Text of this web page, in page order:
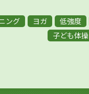
ング ヨガ 低強度
子ども体操